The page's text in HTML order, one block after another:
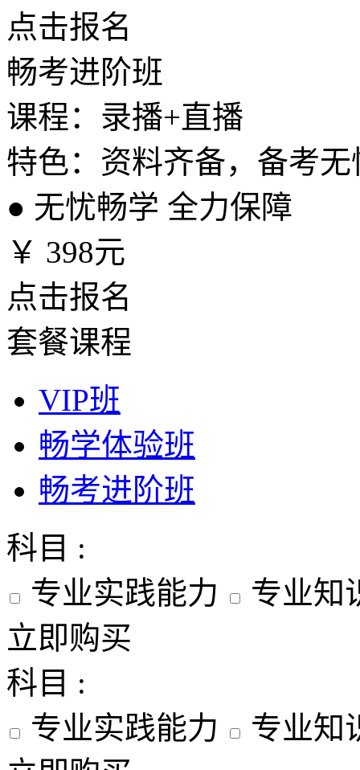
点击报名
畅考进阶班
课程：录播+直播
特色：资料齐备，备考无
● 无忧畅学 全力保障
￥ 398元
点击报名
套餐课程
VIP班
畅学体验班
畅考进阶班
科目 :
专业实践能力
专业知
立即购买
科目 :
专业实践能力
专业知